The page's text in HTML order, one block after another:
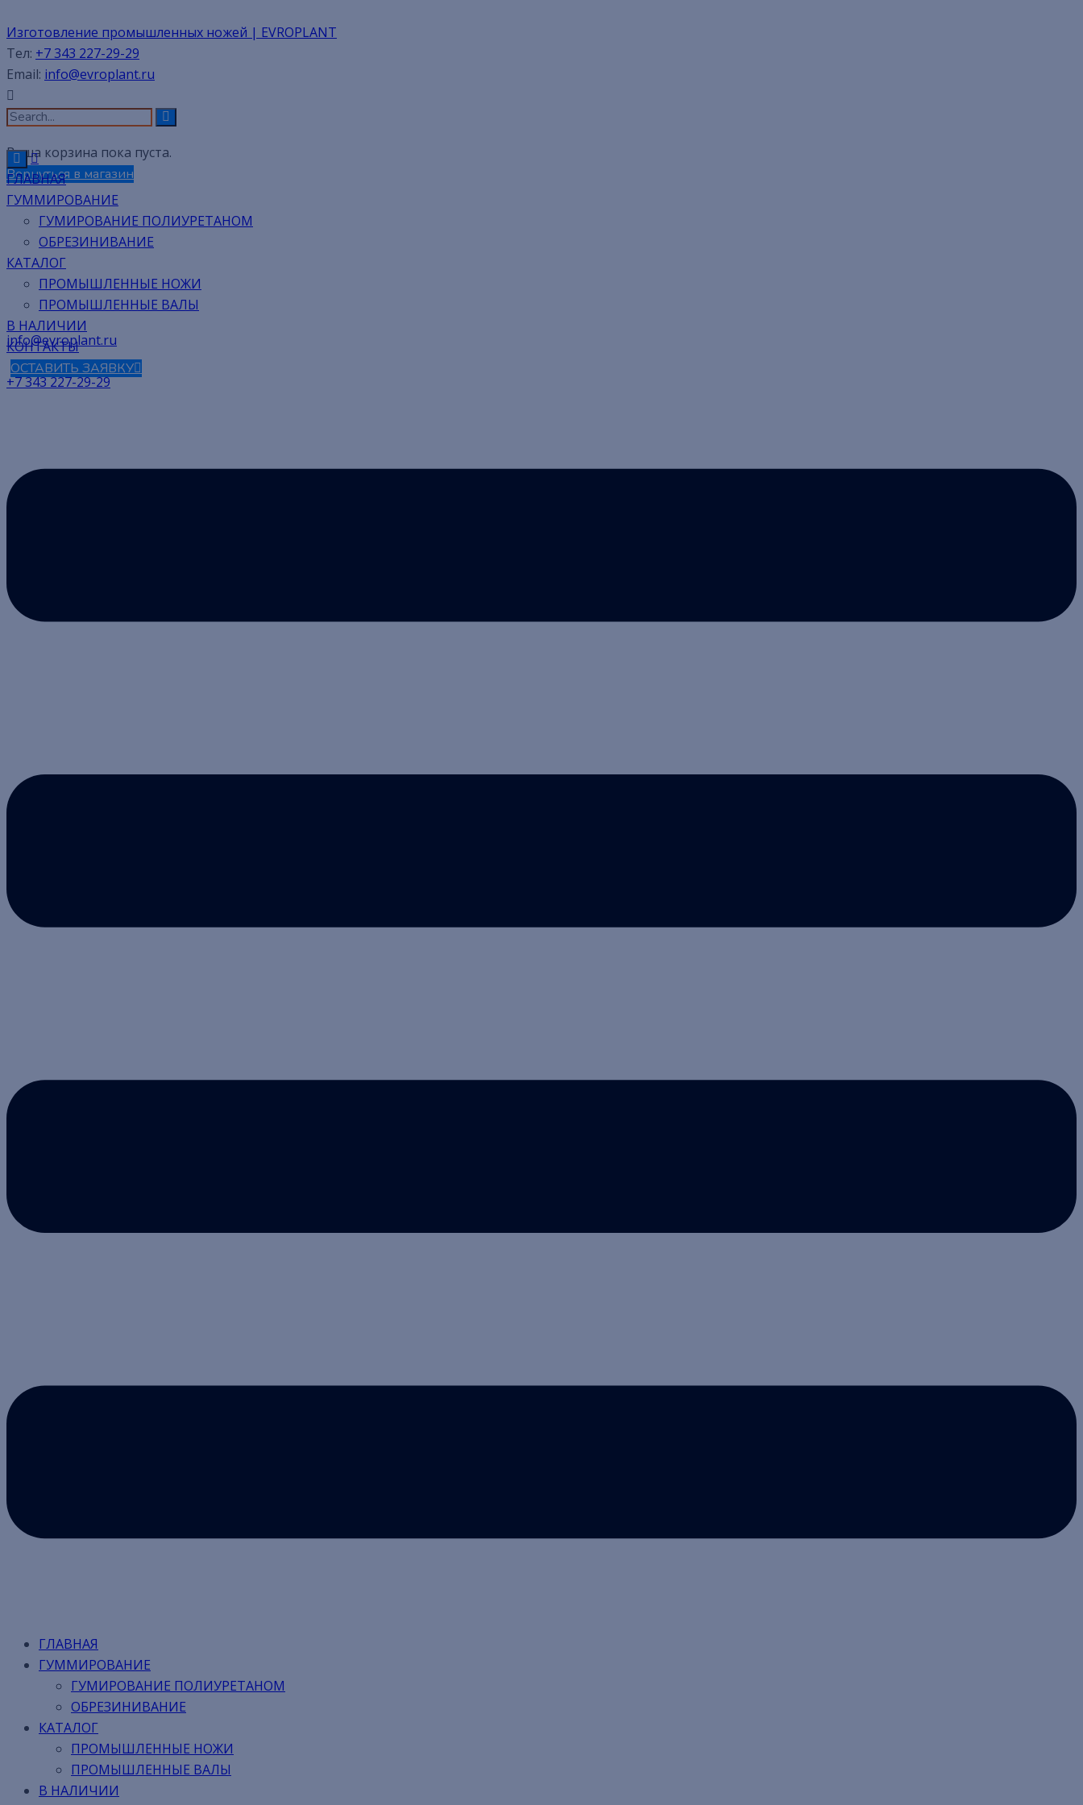
Изготовление промышленных ножей | EVROPLANT
Тел: +7 343 227-29-29
Email: info@evroplant.ru
ГЛАВНАЯ
ГУММИРОВАНИЕ
ГУМИРОВАНИЕ ПОЛИУРЕТАНОМ
ОБРЕЗИНИВАНИЕ
КАТАЛОГ
ПРОМЫШЛЕННЫЕ НОЖИ
ПРОМЫШЛЕННЫЕ ВАЛЫ
В НАЛИЧИИ
КОНТАКТЫ
ОСТАВИТЬ ЗАЯВКУ
Корзина
Изготовление промышленных ножей | EVROPLANT
Корзина
Ваша корзина пока пуста.
Вернуться в магазин
info@evroplant.ru
+7 343 227-29-29
ГЛАВНАЯ
ГУММИРОВАНИЕ
ГУМИРОВАНИЕ ПОЛИУРЕТАНОМ
ОБРЕЗИНИВАНИЕ
КАТАЛОГ
ПРОМЫШЛЕННЫЕ НОЖИ
ПРОМЫШЛЕННЫЕ ВАЛЫ
В НАЛИЧИИ